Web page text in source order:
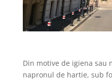
Din motive de igiena sau
napronul de hartie, sub